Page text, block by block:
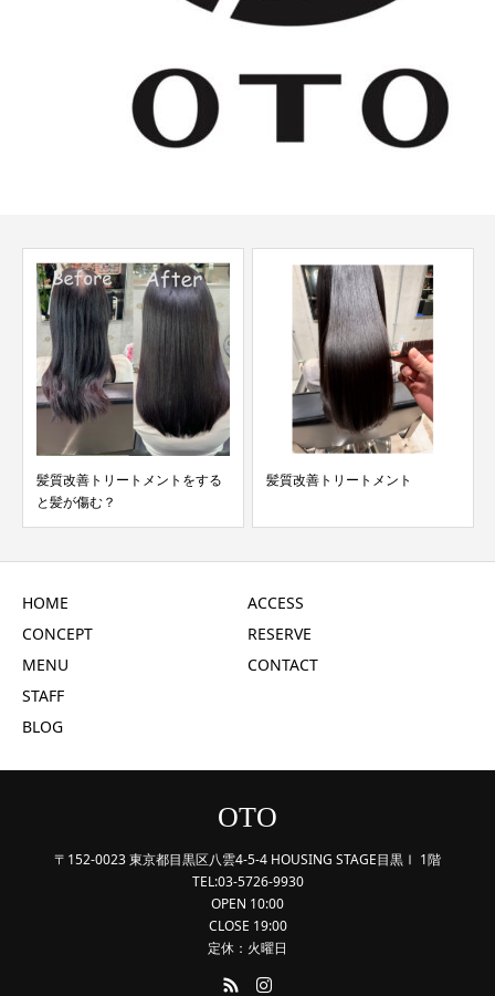
髪質改善トリートメントをする
と髪が傷む？
髪質改善トリートメント
HOME
CONCEPT
MENU
STAFF
BLOG
ACCESS
RESERVE
CONTACT
OTO
〒152-0023 東京都目黒区八雲4-5-4 HOUSING STAGE目黒Ⅰ 1階
TEL:03-5726-9930
OPEN 10:00
CLOSE 19:00
定休：火曜日